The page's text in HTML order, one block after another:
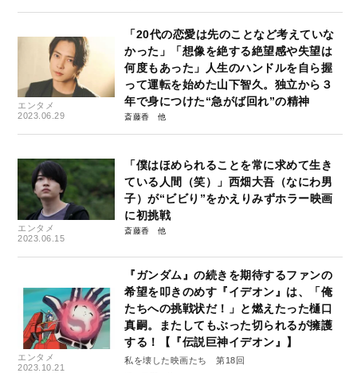
エンタメ
2023.06.29
「20代の恋愛は先のことなど考えていな
かった」「想像を絶する絶望感や失望は
何度もあった」人生のハンドルを自ら握
って運転を始めた山下智久。独立から３
年で身につけた“急がば回れ”の精神
斎藤香
エンタメ
2023.06.15
「僕はほめられることを常に求めて生き
ている人間（笑）」西畑大吾（なにわ男
子）が“ビビり”をかえりみずホラー映画
に初挑戦
斎藤香
エンタメ
2023.10.21
『ガンダム』の続きを期待するファンの
希望を叩きのめす『イデオン』は、「俺
たちへの挑戦状だ！」と燃えたった樋口
真嗣。またしてもぶった切られるが擁護
する！【『伝説巨神イデオン』】
私を壊した映画たち 第18回